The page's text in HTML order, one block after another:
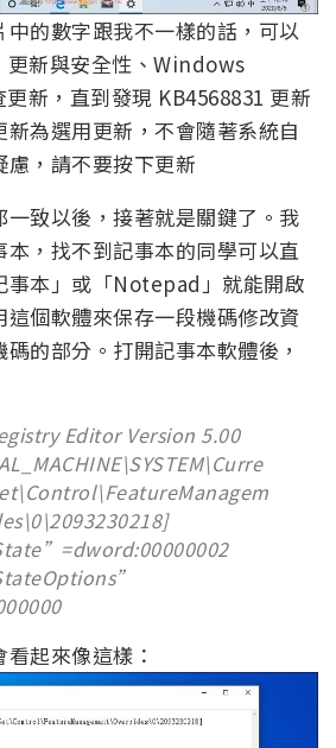
的數字跟我不一樣的話，可以
新與安全性、Windows
新，直到發現 KB4568831 更新
為選用更新，不會隨著系統自
，請不要按下更新
致以後，接著就是關鍵了。我
，找不到記事本的同學可以直
事本」或「Notepad」就能開啟
個軟體來保存一段機碼修改資
的部分。打開記事本軟體後，
Editor Version 5.00
起來像這樣：